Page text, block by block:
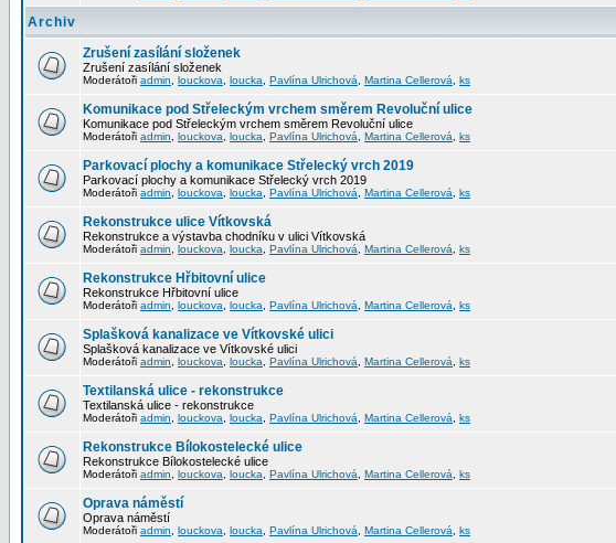
Archiv
Zrušení zasílání složenek
Zrušení zasílání složenek
Moderátoři admin louckova loucka Pavlína Ulrichová Martina Cellerová ks
Komunikace pod Střeleckým vrchem směrem Revoluční ulice
Komunikace pod Střeleckým vrchem směrem Revoluční ulice
Moderátoři admin louckova loucka Pavlína Ulrichová Martina Cellerová ks
Parkovací plochy a komunikace Střelecký vrch 2019
Parkovací plochy a komunikace Střelecký vrch 2019
Moderátoři admin louckova loucka Pavlína Ulrichová Martina Cellerová ks
Rekonstrukce ulice Vítkovská
Rekonstrukce a výstavba chodníku v ulici Vítkovská
Moderátoři admin louckova loucka Pavlína Ulrichová Martina Cellerová ks
Rekonstrukce Hřbitovní ulice
Rekonstrukce Hřbitovní ulice
Moderátoři admin louckova loucka Pavlína Ulrichová Martina Cellerová ks
Splašková kanalizace ve Vítkovské ulici
Splašková kanalizace ve Vítkovské ulici
Moderátoři admin louckova loucka Pavlína Ulrichová Martina Cellerová ks
Textilanská ulice - rekonstrukce
Textilanská ulice - rekonstrukce
Moderátoři admin louckova loucka Pavlína Ulrichová Martina Cellerová ks
Rekonstrukce Bílokostelecké ulice
Rekonstrukce Bílokostelecké ulice
Moderátoři admin louckova loucka Pavlína Ulrichová Martina Cellerová ks
Oprava náměstí
Oprava náměstí
Moderátoři admin louckova loucka Pavlína Ulrichová Martina Cellerová ks